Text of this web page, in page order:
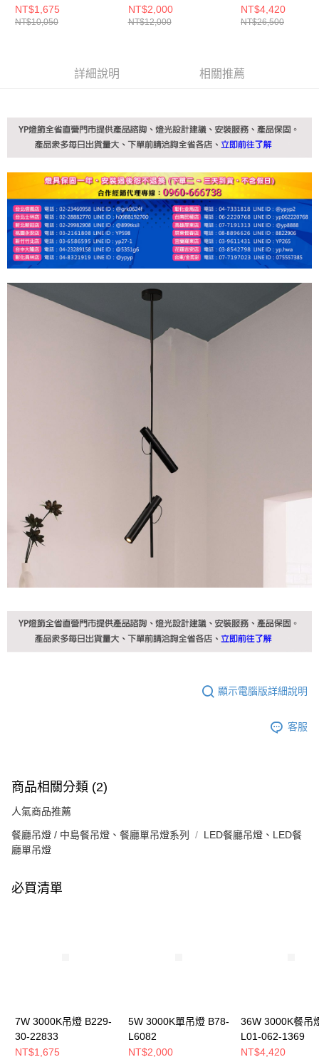
５．嚴禁一人註冊多個帳號或使用他人資訊註冊。若發現惡意使用之情形，
恩沛科技股份有限公司將有權停止該用戶之使用額度並採取法律行動。
NT$1,675
NT$10,050
NT$2,000
NT$12,000
NT$4,420
NT$26,500
詳細說明 相關推薦
顯示電腦版詳細說明
客服
商品相關分類 (2)
人氣商品推薦
餐廳吊燈 / 中島餐吊燈、餐廳單吊燈系列
LED餐廳吊燈、LED餐
廳單吊燈
必買清單
7W 3000K吊燈 B229-
30-22833
NT$1,675
5W 3000K單吊燈 B78-
L6082
NT$2,000
36W 3000K餐吊
L01-062-1369
NT$4,420